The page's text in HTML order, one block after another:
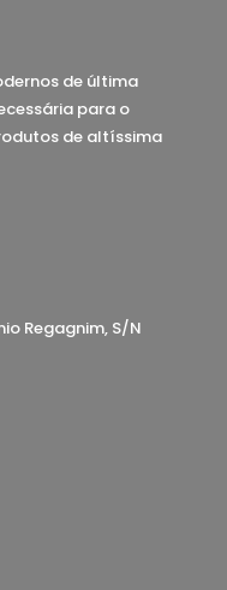
de última
para o
de altíssima
Regagnim, S/N